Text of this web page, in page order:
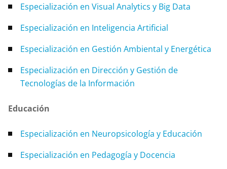
Especialización en Visual Analytics y Big Data
Especialización en Inteligencia Artificial
Especialización en Gestión Ambiental y Energética
Especialización en Dirección y Gestión de
Tecnologías de la Información
Educación
Especialización en Neuropsicología y Educación
Especialización en Pedagogía y Docencia